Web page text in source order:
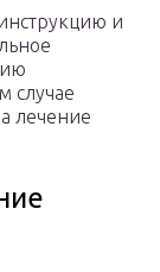
и
случае
лечение